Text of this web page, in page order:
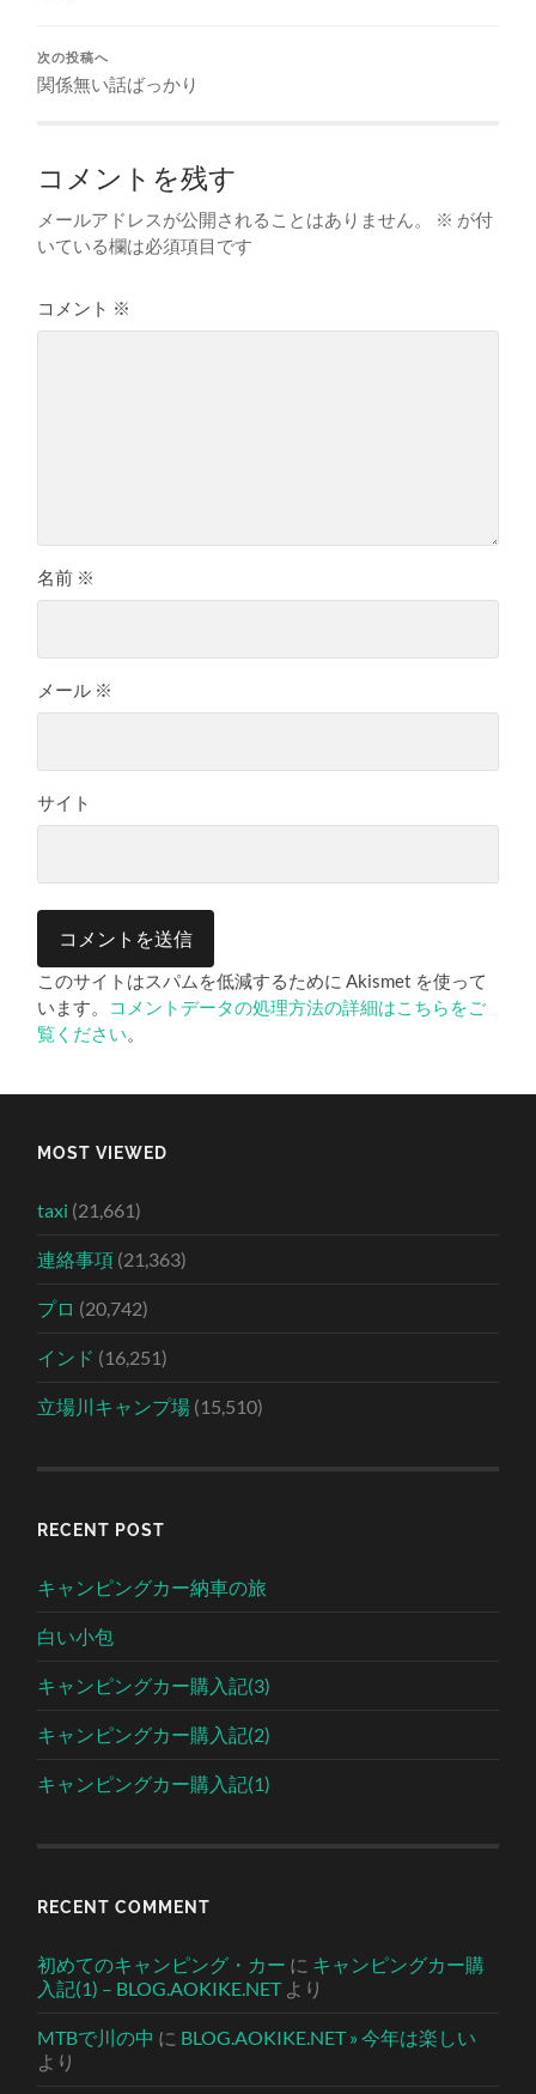
次の投稿へ
関係無い話ばっかり
コメントを残す
メールアドレスが公開されることはありません。 ※ が付
いている欄は必須項目です
コメント ※
名前 ※
メール ※
サイト
このサイトはスパムを低減するために Akismet を使って
います。 コメントデータの処理方法の詳細はこちらをご
覧ください。
MOST VIEWED
taxi (21,661)
連絡事項 (21,363)
プロ (20,742)
インド (16,251)
立場川キャンプ場 (15,510)
RECENT POST
キャンピングカー納車の旅
白い小包
キャンピングカー購入記(3)
キャンピングカー購入記(2)
キャンピングカー購入記(1)
RECENT COMMENT
初めてのキャンピング・カー に キャンピングカー購
入記(1) – BLOG.AOKIKE.NETより
MTBで川の中 に BLOG.AOKIKE.NET » 今年は楽しい
より